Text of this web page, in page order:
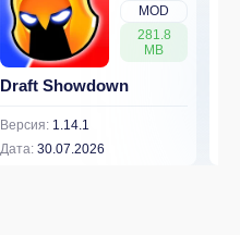
MOD
281.8
MB
Draft Showdown
Версия: 1.14.1
Дата: 30.07.2026